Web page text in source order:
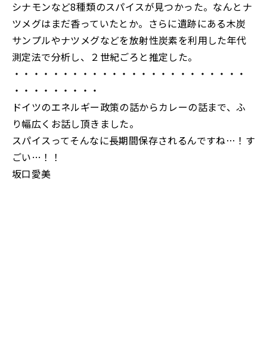
シナモンなど8種類のスパイスが見つかった。なんとナ
ツメグはまだ香っていたとか。さらに遺跡にある木炭
サンプルやナツメグなどを放射性炭素を利用した年代
測定法で分析し、２世紀ごろと推定した。
・・・・・・・・・・・・・・・・・・・・・・・・
・・・・・・・・・
ドイツのエネルギー政策の話からカレーの話まで、ふ
り幅広くお話し頂きました。
スパイスってそんなに長期間保存されるんですね…！す
ごい…！！
坂口愛美